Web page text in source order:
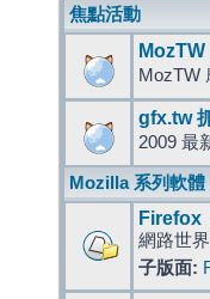
焦點活動
MozTW
MozTW
gfx.tw
2009 最
Mozilla 系列軟體
Firefox
網路世
子版面: